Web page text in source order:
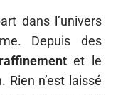
dans l’univers
Depuis des
raffinementet le
Rien n’est laissé